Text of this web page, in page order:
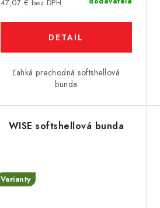
47,07 € bez DPH
DETAIL
Ľahká prechodná softshellová
bunda
WISE softshellová bunda
Varianty